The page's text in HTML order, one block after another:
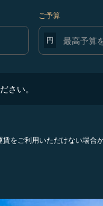
ご予算
円
さい。
ご利用いただけない場